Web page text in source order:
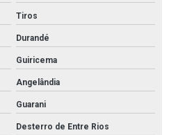
Tiros
Durandé
Guiricema
Angelândia
Guarani
Desterro de Entre Rios